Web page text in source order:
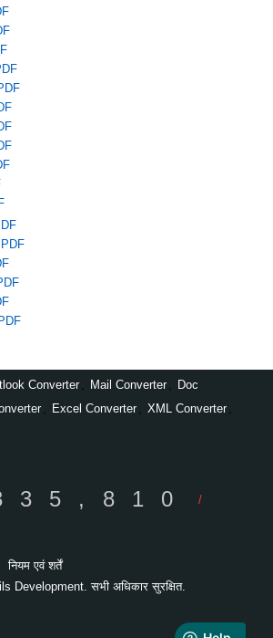
Converter Mail Converter
Doc
Excel Converter XML Converter
/
नियम एवं शर्तें
Development. सभी अधिकार सुरक्षित.